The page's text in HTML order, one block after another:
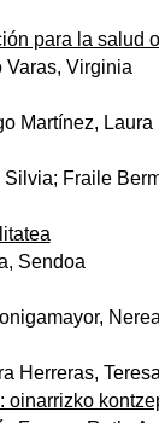
para la salud
Varas, Virginia
Martínez, Laura
Fraile
Sendoa
Nerea
Herreras, Teresa
oinarrizko